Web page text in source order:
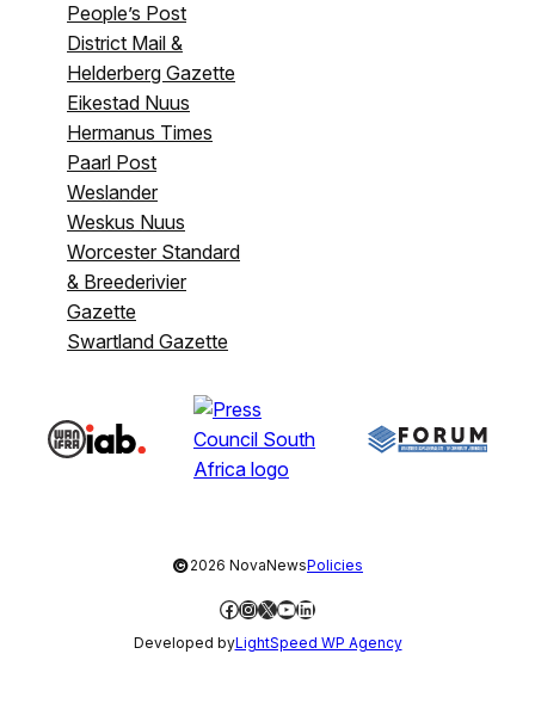
People’s Post
District Mail &
Helderberg Gazette
Eikestad Nuus
Hermanus Times
Paarl Post
Weslander
Weskus Nuus
Worcester Standard
& Breederivier
Gazette
Swartland Gazette
©2026 NovaNewsPolicies
Facebook
Instagram
X YouTube
LinkedIn
Developed byLightSpeed WP Agency